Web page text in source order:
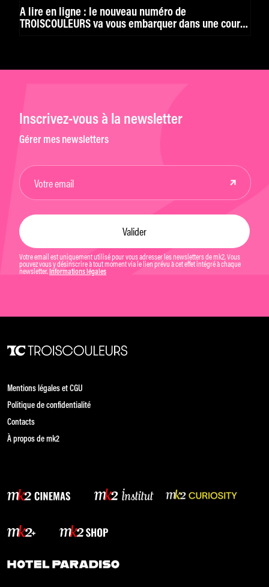
À lire en ligne : le nouveau numéro de
TROISCOULEURS va vous embarquer dans une course
Inscrivez-vous à la newsletter
Gérer mes newsletters
Votre email est uniquement utilisé pour vous adresser les newsletters de mk2. Vous
pouvez vous y désinscrire à tout moment via le lien prévu à cet effet intégré à chaque
newsletter. Informations légales
Mentions légales et CGU
Politique de confidentialité
Contacts
À propos de mk2